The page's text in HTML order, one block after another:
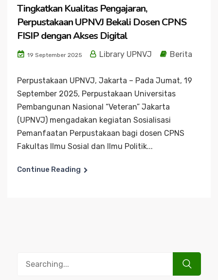
Tingkatkan Kualitas Pengajaran,
Perpustakaan UPNVJ Bekali Dosen CPNS
FISIP dengan Akses Digital
19 September 2025 Library UPNVJ Berita
Perpustakaan UPNVJ, Jakarta – Pada Jumat, 19
September 2025, Perpustakaan Universitas
Pembangunan Nasional “Veteran” Jakarta
(UPNVJ) mengadakan kegiatan Sosialisasi
Pemanfaatan Perpustakaan bagi dosen CPNS
Fakultas Ilmu Sosial dan Ilmu Politik...
Continue Reading